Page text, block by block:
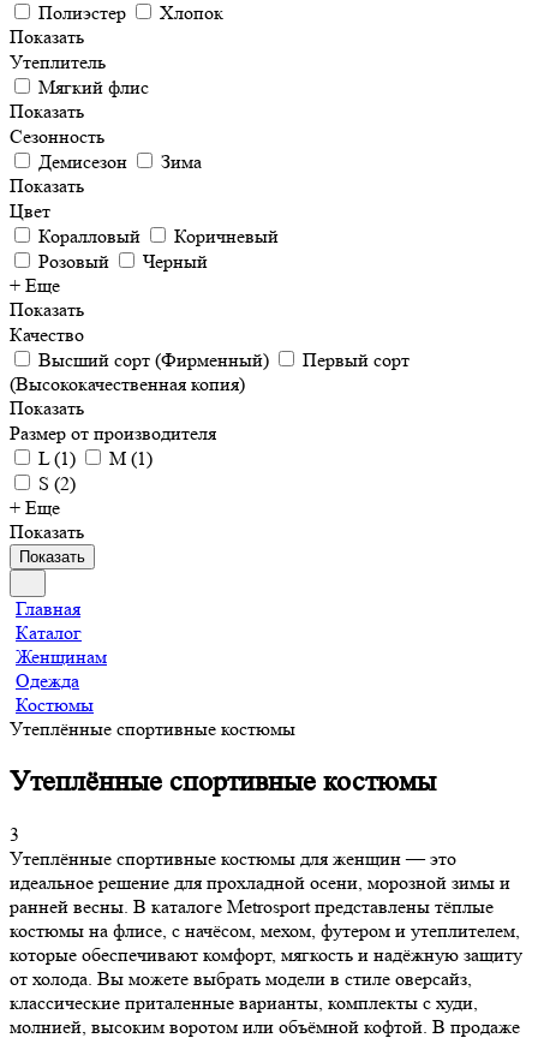
Полиэстер
Хлопок
Показать
Утеплитель
Мягкий флис
Показать
Сезонность
Демисезон
Зима
Показать
Цвет
Коралловый
Коричневый
Розовый
Черный
+ Еще
Показать
Качество
Высший сорт (Фирменный)
Первый сорт
(Высококачественная копия)
Показать
Размер от производителя
L(1) M (1)
S (2)
+ Еще
Показать
Показать
Главная
Каталог
Женщинам
Одежда
Костюмы
Утеплённые спортивные костюмы
Утеплённые спортивные костюмы
3
Утеплённые спортивные костюмы для женщин — это
идеальное решение для прохладной осени, морозной зимы и
ранней весны. В каталоге Metrosport представлены тёплые
костюмы на флисе, с начёсом, мехом, футером и утеплителем,
которые обеспечивают комфорт, мягкость и надёжную защиту
от холода. Вы можете выбрать модели в стиле оверсайз,
классические приталенные варианты, комплекты с худи,
молнией, высоким воротом или объёмной кофтой. В продаже